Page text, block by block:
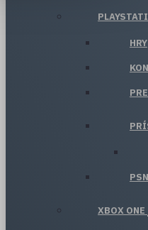
HRY
PSN
XBOX ONE